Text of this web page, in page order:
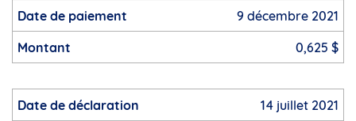
9 décembre 2021
0,625 $
14 juillet 2021